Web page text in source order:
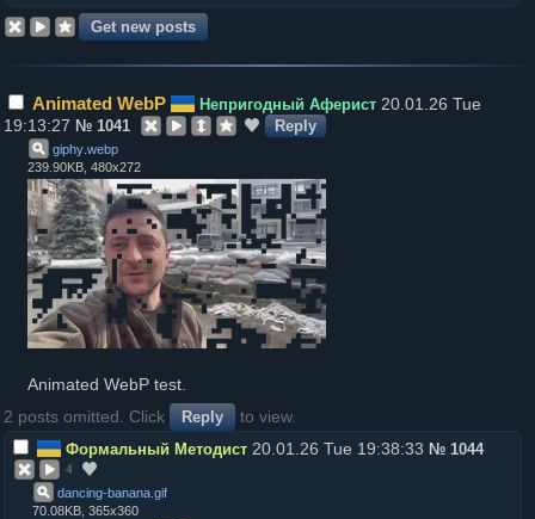
Animated WebP Непригодный Аферист 20.01.26 Tue
19:13:27 № 1041 Reply
giphy webp
239.90KB, 480x272
Animated WebP test.
2 posts omitted. Click
Reply to view.
Формальный Методист 20.01.26 Tue 19:38:33 № 1044
4
dancing-banana gif
70.08KB, 365x360